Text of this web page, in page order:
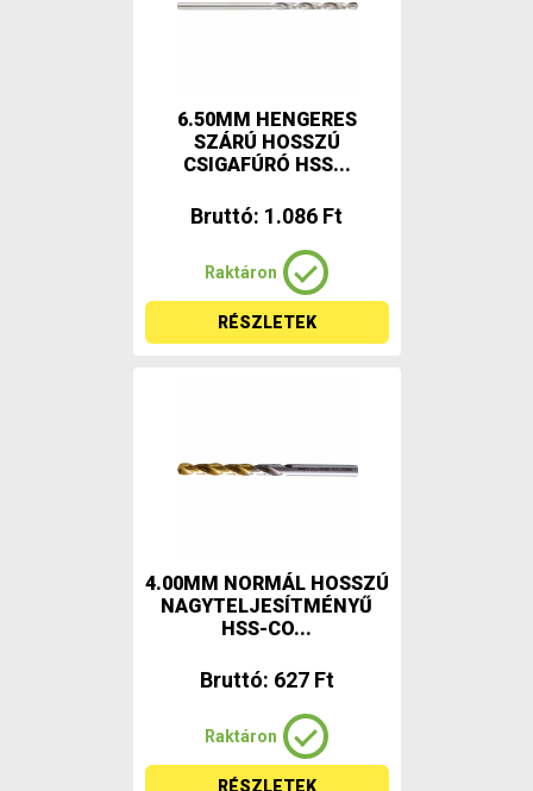
6.50MM HENGERES
SZÁRÚ HOSSZÚ
CSIGAFÚRÓ HSS...
Bruttó: 1.086 Ft
Raktáron
RÉSZLETEK
4.00MM NORMÁL HOSSZÚ
NAGYTELJESÍTMÉNYŰ
HSS-CO...
Bruttó: 627 Ft
Raktáron
RÉSZLETEK